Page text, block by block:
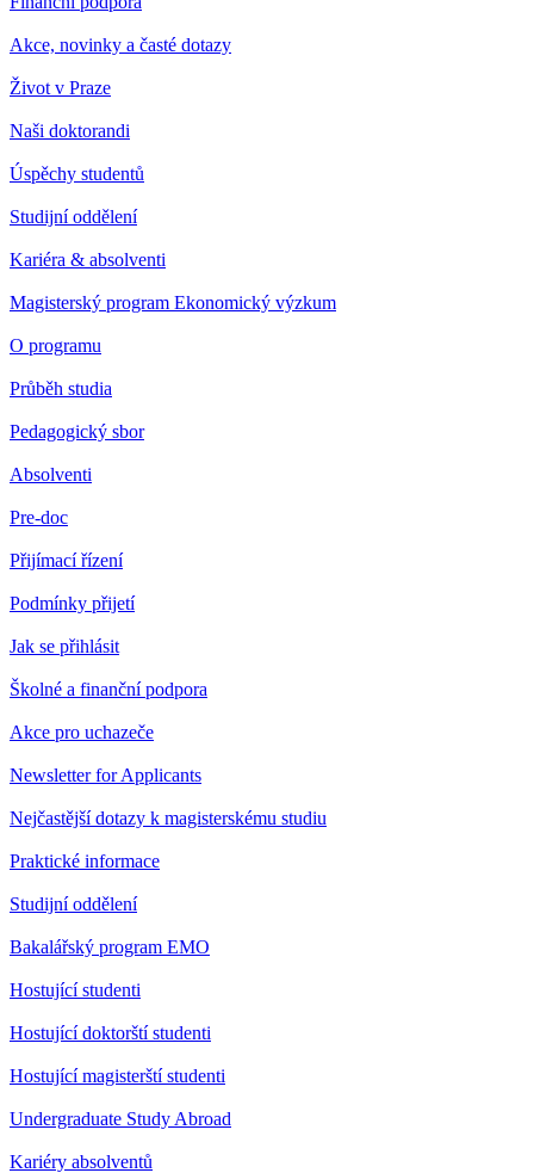
Akce, novinky a časté dotazy
Život v Praze
Naši doktorandi
Úspěchy studentů
Studijní oddělení
Kariéra & absolventi
Magisterský program Ekonomický výzkum
O programu
Průběh studia
Pedagogický sbor
Absolventi
Pre-doc
Přijímací řízení
Podmínky přijetí
Jak se přihlásit
Školné a finanční podpora
Akce pro uchazeče
Newsletter for Applicants
Nejčastější dotazy k magisterskému studiu
Praktické informace
Studijní oddělení
Bakalářský program EMO
Hostující studenti
Hostující doktorští studenti
Hostující magisterští studenti
Undergraduate Study Abroad
Kariéry absolventů